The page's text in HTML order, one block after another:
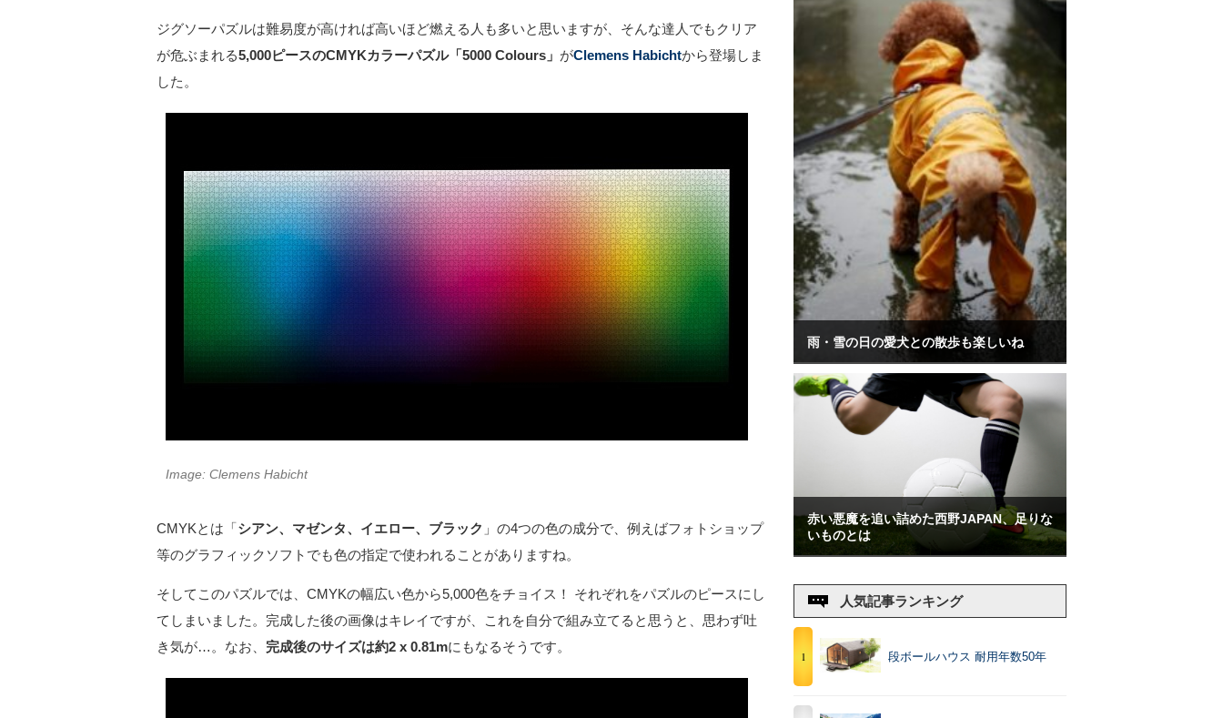
ジグソーパズルは難易度が高ければ高いほど燃える人も多いと思いますが、そんな達人でもクリア
が危ぶまれる5,000ピースのCMYKカラーパズル「5000 Colours」 がClemens Habichtから登場しま
した。
Image: Clemens Habicht
CMYKとは「 シアン、マゼンタ、イエロー、ブラック 」の4つの色の成分で、例えばフォトショップ
等のグラフィックソフトでも色の指定で使われることがありますね。
そしてこのパズルでは、CMYKの幅広い色から5,000色をチョイス！ それぞれをパズルのピースにし
てしまいました。完成した後の画像はキレイですが、これを自分で組み立てると思うと、思わず吐
き気が…。なお、 完成後のサイズは約2 x 0.81mにもなるそうです。
雨・雪の日の愛犬との散歩も楽しいね
赤い悪魔を追い詰めた西野JAPAN、足りな
いものとは
人気記事ランキング
1 段ボールハウス 耐用年数50年